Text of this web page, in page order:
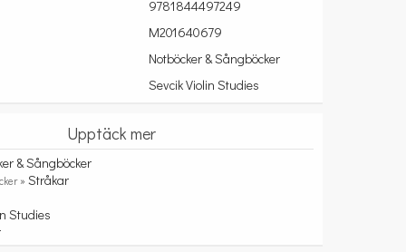
9781844497249
M201640679
Notböcker & Sångböcker
Sevcik Violin Studies
Upptäck mer
& Sångböcker
»Stråkar
Studies